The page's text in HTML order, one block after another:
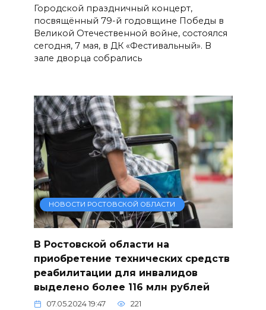
Городской праздничный концерт,
посвящённый 79-й годовщине Победы в
Великой Отечественной войне, состоялся
сегодня, 7 мая, в ДК «Фестивальный». В
зале дворца собрались
НОВОСТИ РОСТОВСКОЙ ОБЛАСТИ
В Ростовской области на
приобретение технических средств
реабилитации для инвалидов
выделено более 116 млн рублей
07.05.2024 19:47 221